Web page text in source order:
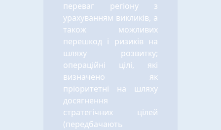
переваг регіону з
урахуванням викликів, а
також можливих
перешкод і ризиків на
шляху розвитку;
операційні цілі, які
визначено як
пріоритетні на шляху
досягнення
стратегічних цілей
(передбачають